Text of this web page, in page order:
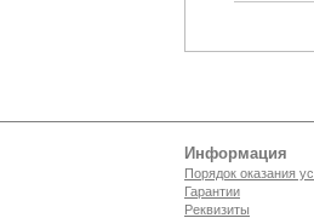
Информация
Порядок оказания
Гарантии
Реквизиты